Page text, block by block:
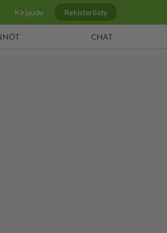
Kirjaudu Rekisteröidy
CHAT